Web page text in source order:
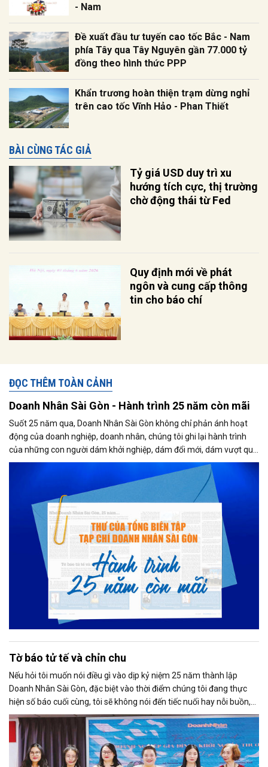
- Nam
Đề xuất đầu tư tuyến cao tốc Bắc - Nam
phía Tây qua Tây Nguyên gần 77.000 tỷ
đồng theo hình thức PPP
Khẩn trương hoàn thiện trạm dừng nghỉ
trên cao tốc Vĩnh Hảo - Phan Thiết
BÀI CÙNG TÁC GIẢ
Tỷ giá USD duy trì xu
hướng tích cực, thị trường
chờ động thái từ Fed
Quy định mới về phát
ngôn và cung cấp thông
tin cho báo chí
ĐỌC THÊM TOÀN CẢNH
Doanh Nhân Sài Gòn - Hành trình 25 năm còn mãi
Suốt 25 năm qua, Doanh Nhân Sài Gòn không chỉ phản ánh hoạt
động của doanh nghiệp, doanh nhân, chúng tôi ghi lại hành trình
của những con người dám khởi nghiệp, dám đổi mới, dám vượt qua
thất bại để tạo dựng giá trị cho xã hội...
Tờ báo tử tế và chỉn chu
Nếu hỏi tôi muốn nói điều gì vào dịp kỷ niệm 25 năm thành lập
Doanh Nhân Sài Gòn, đặc biệt vào thời điểm chúng tôi đang thực
hiện số báo cuối cùng, tôi sẽ không nói đến tiếc nuối hay nỗi buồn,
thay vào đó là niềm tự hào. Bởi khi nghĩ về Doanh Nhân Sài Gòn, tôi
luôn nghĩ đó là một tờ báo “tử tế, chỉn chu”. Những điều tưởng như
rất bình thường ấy đã nuôi dưỡng tôi suốt 25 năm làm nghề. Và có
lẽ sẽ còn theo tôi đến hết cuộc đời cầm bút.